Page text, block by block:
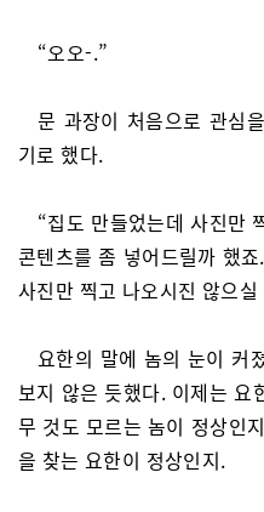
“오오-.”
문 과장이 처음으로 관심
기로 했다.
“집도 만들었는데 사진만
콘텐츠를 좀 넣어드릴까 했
사진만 찍고 나오시진 않으
요한의 말에 놈의 눈이 커
보지 않은 듯했다. 이제는 요
무 것도 모르는 놈이 정상인
을 찾는 요한이 정상인지.